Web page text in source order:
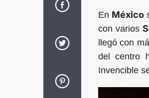
En México
con varios
llegó con
del centro
Invencible